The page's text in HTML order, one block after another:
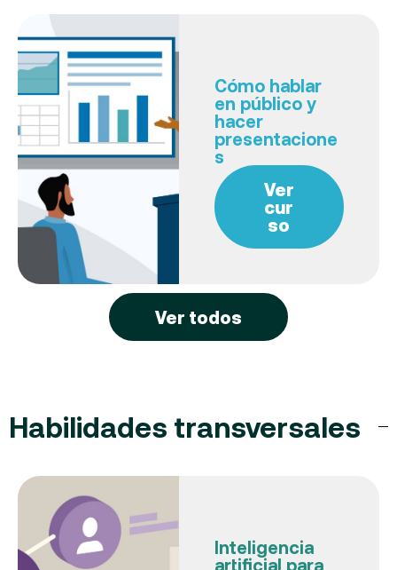
Cómo hablar
en público y
hacer
presentacione
s
Ver
cur
so
Ver todos
Habilidades transversales
Inteligencia
artificial para